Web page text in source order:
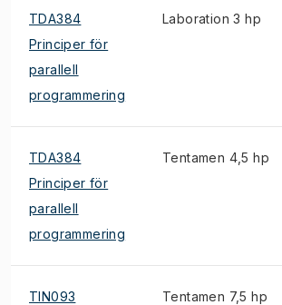
TDA384
Principer för
parallell
programmering
Laboration 3 hp
TDA384
Principer för
parallell
programmering
Tentamen 4,5 hp
TIN093
Tentamen 7,5 hp